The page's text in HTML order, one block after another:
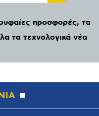
προσφορές, τα
τα τεχνολογικά νέα